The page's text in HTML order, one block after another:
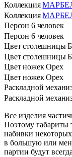
Коллекция
Коллекция
Персон 6 человек
Персон 6 человек
Цвет столешницы
Цвет столешницы
Цвет ножек Орех
Цвет ножек Орех
Раскладной
Раскладной
Все изделия
Поэтому габариты
набивки
в большую или
партии будут